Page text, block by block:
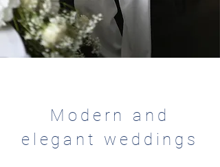
Modern and
elegant weddings